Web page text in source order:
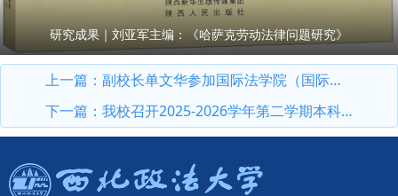
研究成果｜刘亚军主编：《哈萨克劳动法律问题研究》
上一篇： 副校长单文华参加国际法学院（国际仲裁学院）中国法学自主知识体系建设研讨会
下一篇： 我校召开2025-2026学年第二学期本科生期末考试工作部署会